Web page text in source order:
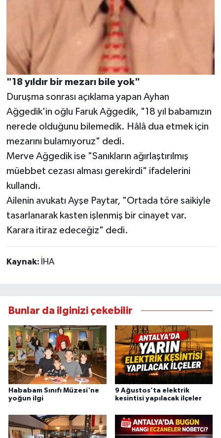
"18 yıldır bir mezarı bile yok"
Duruşma sonrası açıklama yapan Ayhan
Ağgedik'in oğlu Faruk Ağgedik, "18 yıl babamızın
nerede olduğunu bilemedik. Hâlâ dua etmek için
mezarını bulamıyoruz" dedi.
Merve Ağgedik ise "Sanıkların ağırlaştırılmış
müebbet cezası alması gerekirdi" ifadelerini
kullandı.
Ailenin avukatı Ayşe Paytar, "Ortada töre saikiyle
tasarlanarak kasten işlenmiş bir cinayet var.
Karara itiraz edeceğiz" dedi.
Kaynak: İHA
Bunlar da ilginizi çekebilir
Hababam Sınıfı Müzesi'ne
yoğun ilgi
9 Ağustos’ta elektrik
kesintisi yapılacak ilçeler